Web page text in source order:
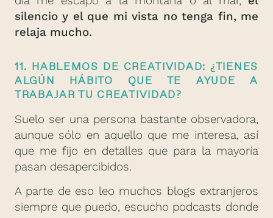
silencio y el que mi vista no tenga fin, me
relaja mucho.
11. HABLEMOS DE CREATIVIDAD: ¿TIENES
ALGÚN HÁBITO QUE TE AYUDE A
TRABAJAR TU CREATIVIDAD?
Suelo ser una persona bastante observadora,
aunque sólo en aquello que me interesa, así
que me fijo en detalles que para la mayoría
pasan desapercibidos.
A parte de eso leo muchos blogs extranjeros
siempre que puedo, escucho podcasts donde